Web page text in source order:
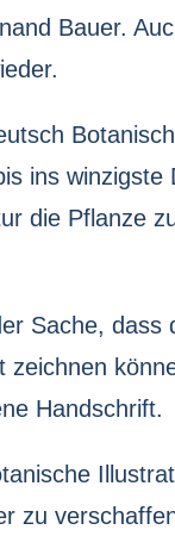
Bauer.
ins
die Pflanze
Sache,
zeichnen
Handschrift.
zu